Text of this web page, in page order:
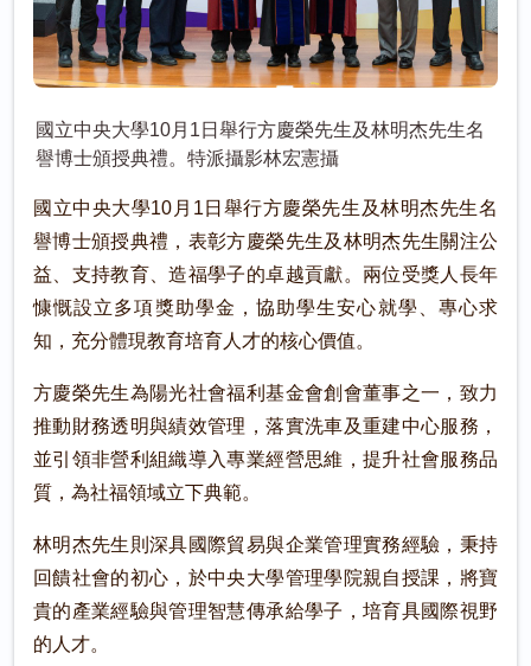
國立中央大學10月1日舉行方慶榮先生及林明杰先生名
譽博士頒授典禮。特派攝影林宏憲攝
國立中央大學10月1日舉行方慶榮先生及林明杰先生名
譽博士頒授典禮，表彰方慶榮先生及林明杰先生關注公
益、支持教育、造福學子的卓越貢獻。兩位受獎人長年
慷慨設立多項獎助學金，協助學生安心就學、專心求
知，充分體現教育培育人才的核心價值。
方慶榮先生為陽光社會福利基金會創會董事之一，致力
推動財務透明與績效管理，落實洗車及重建中心服務，
並引領非營利組織導入專業經營思維，提升社會服務品
質，為社福領域立下典範。
林明杰先生則深具國際貿易與企業管理實務經驗，秉持
回饋社會的初心，於中央大學管理學院親自授課，將寶
貴的產業經驗與管理智慧傳承給學子，培育具國際視野
的人才。